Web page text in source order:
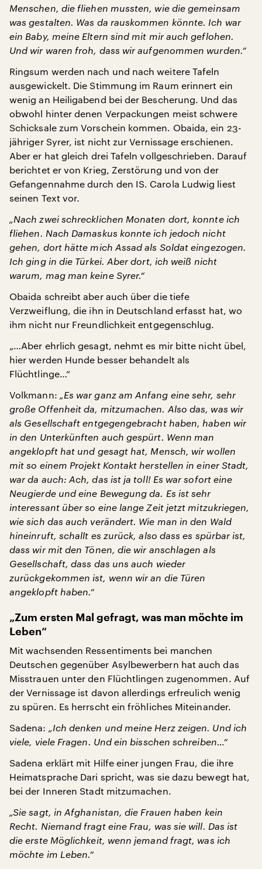
Menschen, die fliehen mussten, wie die gemeinsam
was gestalten. Was da rauskommen könnte. Ich war
ein Baby, meine Eltern sind mit mir auch geflohen.
Und wir waren froh, dass wir aufgenommen wurden.“
Ringsum werden nach und nach weitere Tafeln
ausgewickelt. Die Stimmung im Raum erinnert ein
wenig an Heiligabend bei der Bescherung. Und das
obwohl hinter denen Verpackungen meist schwere
Schicksale zum Vorschein kommen. Obaida, ein 23-
jähriger Syrer, ist nicht zur Vernissage erschienen.
Aber er hat gleich drei Tafeln vollgeschrieben. Darauf
berichtet er von Krieg, Zerstörung und von der
Gefangennahme durch den IS. Carola Ludwig liest
seinen Text vor.
„Nach zwei schrecklichen Monaten dort, konnte ich
fliehen. Nach Damaskus konnte ich jedoch nicht
gehen, dort hätte mich Assad als Soldat eingezogen.
Ich ging in die Türkei. Aber dort, ich weiß nicht
warum, mag man keine Syrer.“
Obaida schreibt aber auch über die tiefe
Verzweiflung, die ihn in Deutschland erfasst hat, wo
ihm nicht nur Freundlichkeit entgegenschlug.
„…Aber ehrlich gesagt, nehmt es mir bitte nicht übel,
hier werden Hunde besser behandelt als
Flüchtlinge…“
Volkmann: „Es war ganz am Anfang eine sehr, sehr
große Offenheit da, mitzumachen. Also das, was wir
als Gesellschaft entgegengebracht haben, haben wir
in den Unterkünften auch gespürt. Wenn man
angeklopft hat und gesagt hat, Mensch, wir wollen
mit so einem Projekt Kontakt herstellen in einer Stadt,
war da auch: Ach, das ist ja toll! Es war sofort eine
Neugierde und eine Bewegung da. Es ist sehr
interessant über so eine lange Zeit jetzt mitzukriegen,
wie sich das auch verändert. Wie man in den Wald
hineinruft, schallt es zurück, also dass es spürbar ist,
dass wir mit den Tönen, die wir anschlagen als
Gesellschaft, dass das uns auch wieder
zurückgekommen ist, wenn wir an die Türen
angeklopft haben.“
„Zum ersten Mal gefragt, was man möchte im
Leben“
Mit wachsenden Ressentiments bei manchen
Deutschen gegenüber Asylbewerbern hat auch das
Misstrauen unter den Flüchtlingen zugenommen. Auf
der Vernissage ist davon allerdings erfreulich wenig
zu spüren. Es herrscht ein fröhliches Miteinander.
Sadena: „Ich denken und meine Herz zeigen. Und ich
viele, viele Fragen. Und ein bisschen schreiben…“
Sadena erklärt mit Hilfe einer jungen Frau, die ihre
Heimatsprache Dari spricht, was sie dazu bewegt hat,
bei der Inneren Stadt mitzumachen.
„Sie sagt, in Afghanistan, die Frauen haben kein
Recht. Niemand fragt eine Frau, was sie will. Das ist
die erste Möglichkeit, wenn jemand fragt, was ich
möchte im Leben.“